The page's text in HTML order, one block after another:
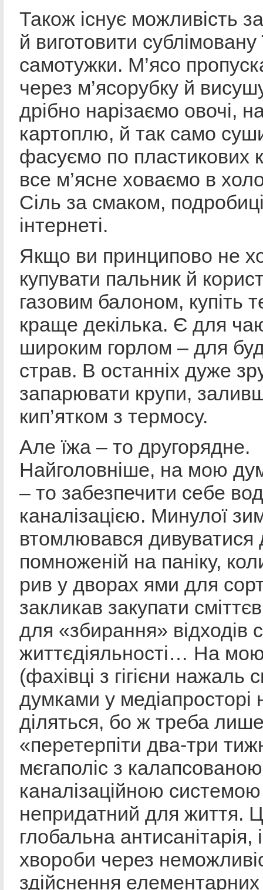
Також існує можливість
й виготовити сублімовану
самотужки. М’ясо
через м’ясорубку й
дрібно нарізаємо овочі,
картоплю, й так само
фасуємо по пластикових
все м’ясне ховаємо в
Сіль за смаком,
інтернеті.
Якщо ви принципово не
купувати пальник й
газовим балоном, купіть
краще декілька. Є для
широким горлом – для
страв. В останніх дуже
запарювати крупи,
кип’ятком з термосу.
Але їжа – то другорядне.
Найголовніше, на мою
– то забезпечити себе
каналізацією. Минулої
втомлювався дивуватися
помноженій на паніку,
рив у дворах ями для
закликав закупати
для «збирання» відходів
життєдіяльності… На
(фахівці з гігієни нажаль
думками у медіапросторі
діляться, бо ж треба
«перетерпіти два-три
мєгаполіс з калапсованою
каналізаційною системою
непридатний для життя.
глобальна антисанітарія,
хвороби через
здійснення елементарних